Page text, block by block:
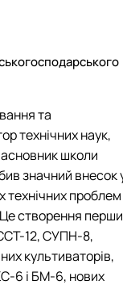
та
технічних наук,
школи
значний внесок
технічних проблем
Це створення
12, СУПН-8,
культиваторів,
6 і БМ-6, нових